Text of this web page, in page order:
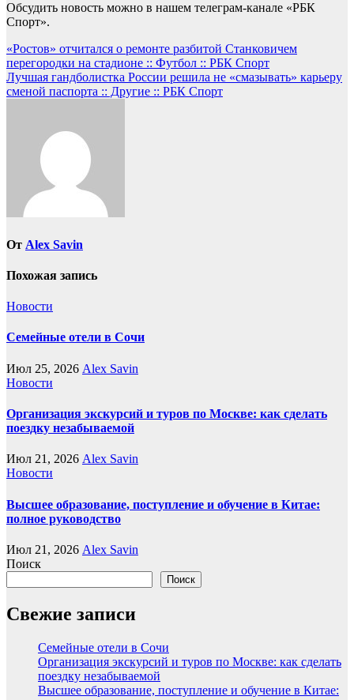
Обсудить новость можно в нашем телеграм-канале «РБК
Спорт».
Навигация
по
записям
«Ростов» отчитался о ремонте разбитой Станковичем
перегородки на стадионе :: Футбол :: РБК Спорт
Лучшая гандболистка России решила не «смазывать» карьеру
сменой паспорта :: Другие :: РБК Спорт
От Alex Savin
Похожая запись
Новости
Семейные отели в Сочи
Июл 25, 2026 Alex Savin
Новости
Организация экскурсий и туров по Москве: как сделать
поездку незабываемой
Июл 21, 2026 Alex Savin
Новости
Высшее образование, поступление и обучение в Китае:
полное руководство
Июл 21, 2026 Alex Savin
Поиск
Поиск
Свежие записи
Семейные отели в Сочи
Организация экскурсий и туров по Москве: как сделать
поездку незабываемой
Высшее образование, поступление и обучение в Китае: